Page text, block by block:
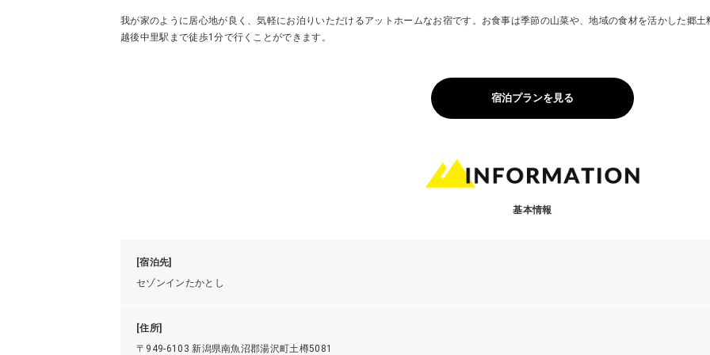
我が家のように居心地が良く、気軽にお泊りいただけるアットホームなお宿です。お食事は季節の山菜や、地域の食材を活かした郷土
越後中里駅まで徒歩1分で行くことができます。
宿泊プランを見る
基本情報
[宿泊先]
セゾンインたかとし
[住所]
〒949-6103 新潟県南魚沼郡湯沢町土樽5081